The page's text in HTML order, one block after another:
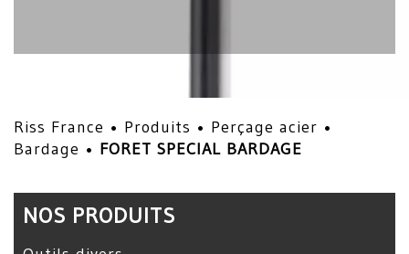
Riss France • Produits • Perçage acier •
Bardage • FORET SPECIAL BARDAGE
NOS PRODUITS